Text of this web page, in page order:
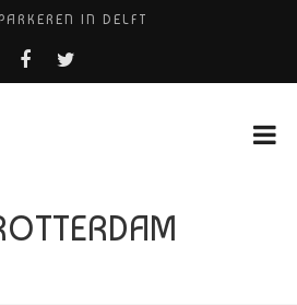
IN DELFT
POMPEÏ ￼
VAN FILM BIJ KINEPOLIS